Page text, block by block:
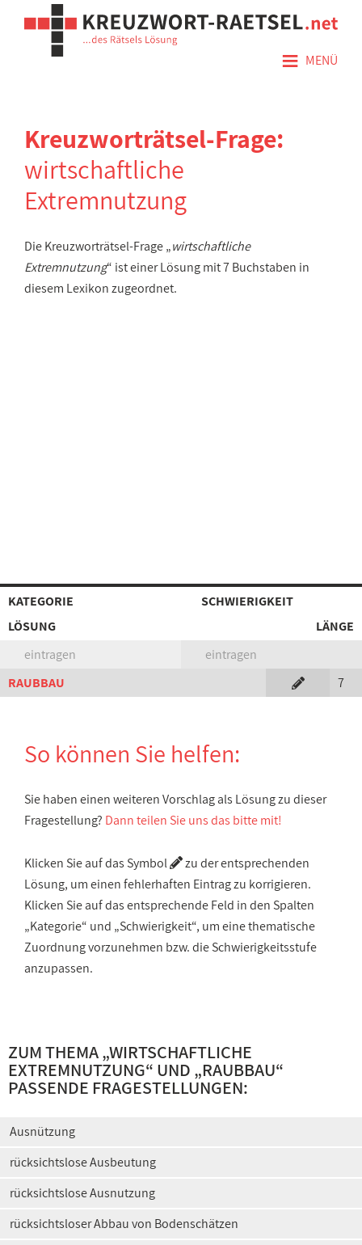
≡ MENÜ
Kreuzworträtsel-Frage:
wirtschaftliche
Extremnutzung
Die Kreuzworträtsel-Frage „wirtschaftliche
Extremnutzung“ ist einer Lösung mit 7 Buchstaben in
diesem Lexikon zugeordnet.
KATEGORIE
SCHWIERIGKEIT
LÖSUNG
LÄNGE
eintragen
eintragen
RAUBBAU
7
So können Sie helfen:
Sie haben einen weiteren Vorschlag als Lösung zu dieser
Fragestellung? Dann teilen Sie uns das bitte mit!
Klicken Sie auf das Symbol
zu der entsprechenden
Lösung, um einen fehlerhaften Eintrag zu korrigieren.
Klicken Sie auf das entsprechende Feld in den Spalten
„Kategorie“ und „Schwierigkeit“, um eine thematische
Zuordnung vorzunehmen bzw. die Schwierigkeitsstufe
anzupassen.
ZUM THEMA „WIRTSCHAFTLICHE
EXTREMNUTZUNG“ UND „RAUBBAU“
PASSENDE FRAGESTELLUNGEN:
Ausnützung
rücksichtslose Ausbeutung
rücksichtslose Ausnutzung
rücksichtsloser Abbau von Bodenschätzen